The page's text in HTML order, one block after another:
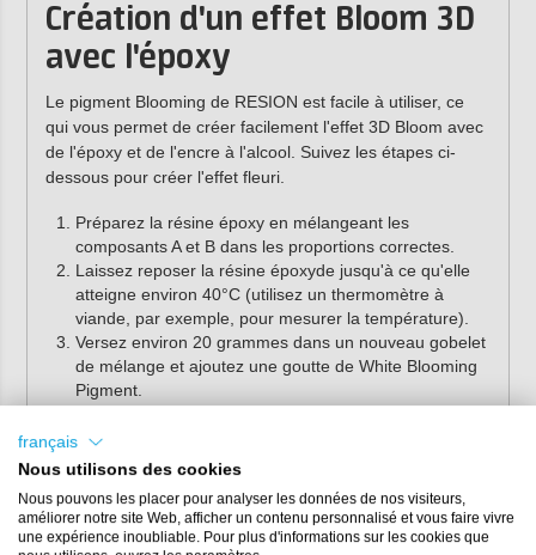
Création d'un effet Bloom 3D
avec l'époxy
Le pigment Blooming de RESION est facile à utiliser, ce
qui vous permet de créer facilement l'effet 3D Bloom avec
de l'époxy et de l'encre à l'alcool. Suivez les étapes ci-
dessous pour créer l'effet fleuri.
Préparez la résine époxy en mélangeant les
composants A et B dans les proportions correctes.
Laissez reposer la résine époxyde jusqu'à ce qu'elle
atteigne environ 40°C (utilisez un thermomètre à
viande, par exemple, pour mesurer la température).
Versez environ 20 grammes dans un nouveau gobelet
de mélange et ajoutez une goutte de White Blooming
Pigment.
moule en silicone
moule à sous-verre
Faites couler de l'encre à l'alcool dans la résine époxy.
Appliquez le White Blooming Pigment en cercle ou en
français
Nous utilisons des cookies
Nous pouvons les placer pour analyser les données de nos visiteurs,
améliorer notre site Web, afficher un contenu personnalisé et vous faire vivre
une expérience inoubliable. Pour plus d'informations sur les cookies que